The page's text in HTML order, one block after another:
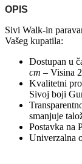
OPIS
Sivi Walk-in
Vašeg kupatila:
Dostupan u
cm – Visina
Kvalitetni
Sivoj boji
smanjuje
Postavka na
Univerzalna